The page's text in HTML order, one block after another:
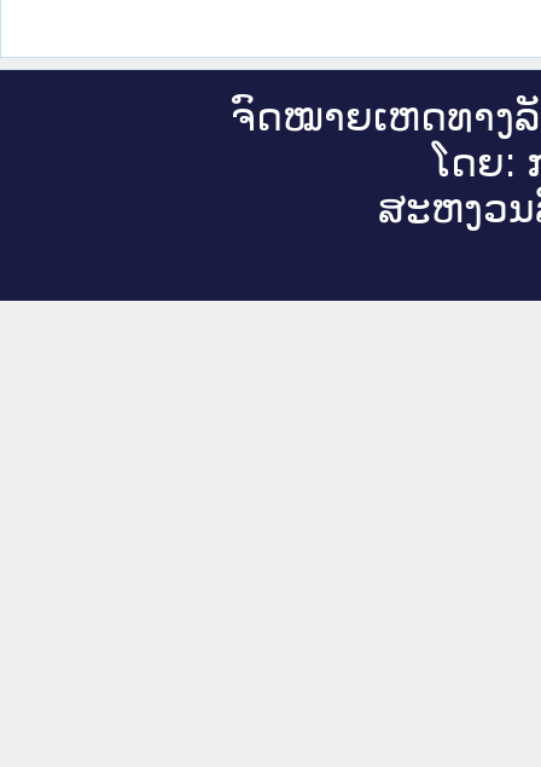
ຈົດ​ໝາຍ​ເຫດ​ທາງ​
ໂດຍ:
ສະ​ຫງວນ​